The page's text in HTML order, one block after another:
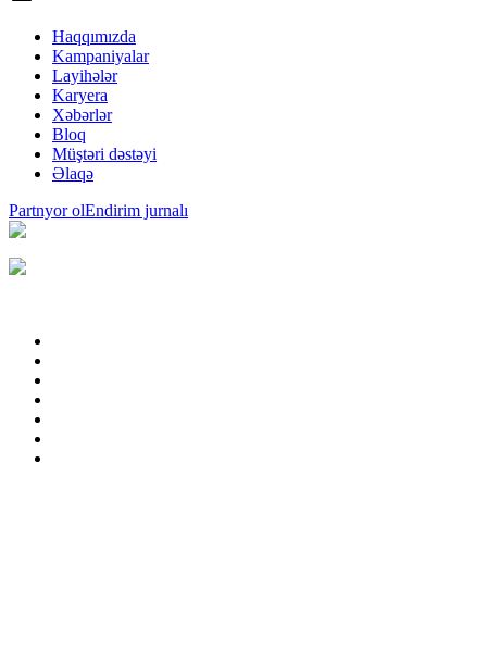
Haqqımızda
Kampaniyalar
Layihələr
Karyera
Xəbərlər
Bloq
Müştəri dəstəyi
Əlaqə
Partnyor olEndirim jurnalı